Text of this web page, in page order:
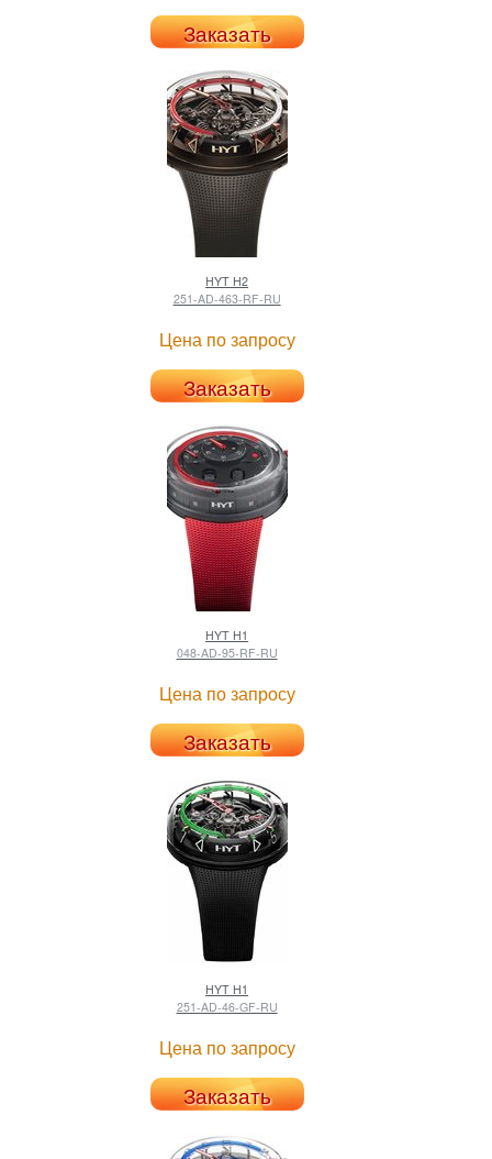
Заказать
HYT H2
251-AD-463-RF-RU
Цена по запросу
Заказать
HYT H1
048-AD-95-RF-RU
Цена по запросу
Заказать
HYT H1
251-AD-46-GF-RU
Цена по запросу
Заказать